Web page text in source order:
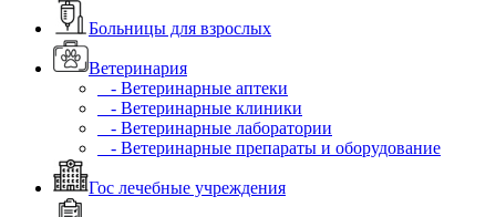
Больницы для взрослых
Ветеринария
- Ветеринарные аптеки
- Ветеринарные клиники
- Ветеринарные лаборатории
- Ветеринарные препараты и оборудование
Гос лечебные учреждения